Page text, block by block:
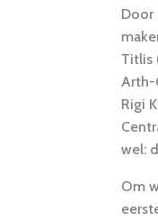
Door
Titlis
Arth-
Rigi
wel:
Om